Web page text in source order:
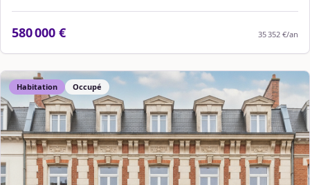
580 000 € 35 352 €/an
Habitation Occupé